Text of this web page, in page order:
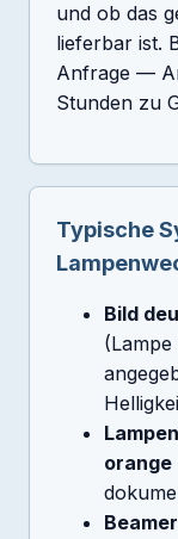
und ob das
lieferbar ist.
Anfrage —
Stunden zu
Typische
Bild
orange